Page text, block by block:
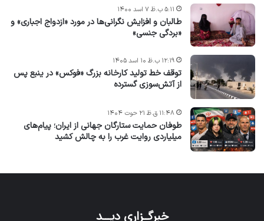
طالبان و افزایش نگرانی‌ها در مورد «ازدواج اجباری» و
«بردگی جنسی»
۵:۱۱ ب.ظ ۷ اسد ۱۴۰۰
توقف خط تولید کارخانه بزرگ «فوکس» در ینبع پس
از آتش‌سوزی گسترده
۱۲:۱۹ ب.ظ ۱۰ اسد ۱۴۰۵
طوفان حمایت ستارگان جهانی از ایران؛ پیام‌های
میلیاردی روایت غرب را به چالش کشید
۱۱:۴۸ ق.ظ ۲۱ حوت ۱۴۰۴
خبرگــزاری دیـــد